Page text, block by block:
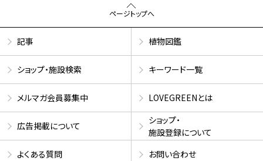
ページトップへ
記事 植物図鑑
ショップ・施設検索 キーワード一覧
メルマガ会員募集中 LOVEGREENとは
広告掲載について
ショップ・
施設登録について
よくある質問
お問い合わせ